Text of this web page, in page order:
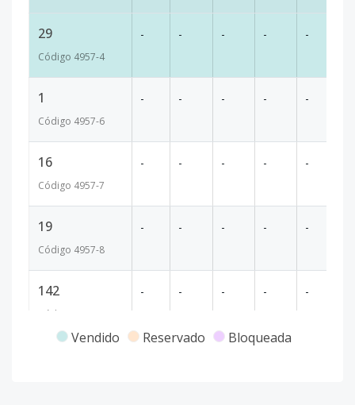
29
Código 4957-4
- - - - -
1
Código 4957-6
- - - - -
16
Código 4957-7
- - - - -
19
Código 4957-8
- - - - -
142
Código
- - - - -
Vendido Reservado Bloqueada